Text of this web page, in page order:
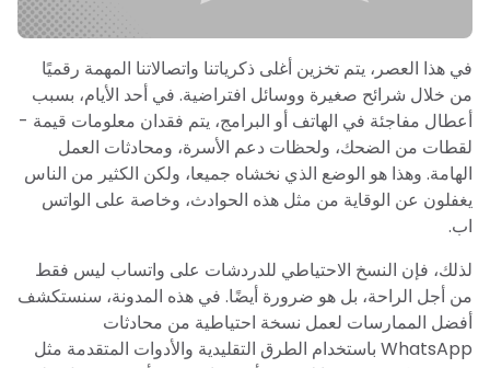
في هذا العصر، يتم تخزين أغلى ذكرياتنا واتصالاتنا المهمة رقميًا
من خلال شرائح صغيرة ووسائل افتراضية. في أحد الأيام، بسبب
أعطال مفاجئة في الهاتف أو البرامج، يتم فقدان معلومات قيمة -
لقطات من الضحك، ولحظات دعم الأسرة، ومحادثات العمل
الهامة. وهذا هو الوضع الذي نخشاه جميعا، ولكن الكثير من الناس
يغفلون عن الوقاية من مثل هذه الحوادث، وخاصة على الواتس
اب.
لذلك، فإن النسخ الاحتياطي للدردشات على واتساب ليس فقط
من أجل الراحة، بل هو ضرورة أيضًا. في هذه المدونة، سنستكشف
أفضل الممارسات لعمل نسخة احتياطية من محادثات
WhatsApp باستخدام الطرق التقليدية والأدوات المتقدمة مثل